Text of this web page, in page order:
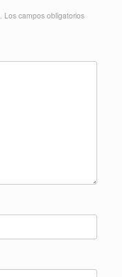
Los campos obligatorios